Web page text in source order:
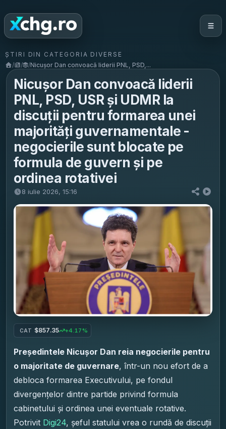
ȘTIRI DIN CATEGORIA DIVERSE
/
/ /Nicușor Dan convoacă liderii PNL, PSD,...
Nicușor Dan convoacă liderii
PNL, PSD, USR și UDMR la
discuții pentru formarea unei
majorități guvernamentale -
negocierile sunt blocate pe
formula de guvern și pe
ordinea rotativei
8 iulie 2026, 15:16
CAT $857.35 +4.17%
Președintele Nicușor Dan reia negocierile pentru
o majoritate de guvernare, într-un nou efort de a
debloca formarea Executivului, pe fondul
divergențelor dintre partide privind formula
cabinetului și ordinea unei eventuale rotative.
Potrivit Digi24, șeful statului vrea o rundă de discuții